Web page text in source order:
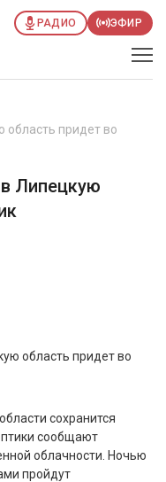
РАДИО ЭФИР
придет во
Липецкую
сохранится
сообщают
облачности. Ночью
пройдут